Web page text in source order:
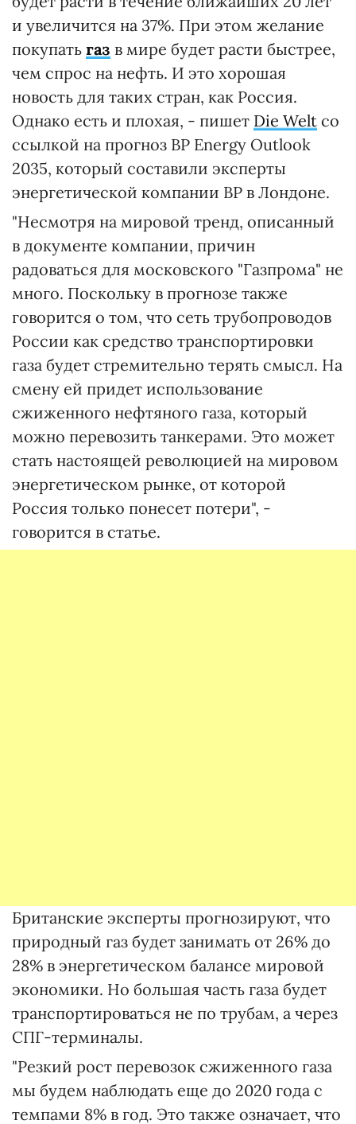
и увеличится на 37%. При этом желание
покупать газ в мире будет расти быстрее,
чем спрос на нефть. И это хорошая
новость для таких стран, как Россия.
Однако есть и плохая, - пишет Die Welt со
ссылкой на прогноз BP Energy Outlook
2035, который составили эксперты
энергетической компании BP в Лондоне.
"Несмотря на мировой тренд, описанный
в документе компании, причин
радоваться для московского "Газпрома" не
много. Поскольку в прогнозе также
говорится о том, что сеть трубопроводов
России как средство транспортировки
газа будет стремительно терять смысл. На
смену ей придет использование
сжиженного нефтяного газа, который
можно перевозить танкерами. Это может
стать настоящей революцией на мировом
энергетическом рынке, от которой
Россия только понесет потери", -
говорится в статье.
Британские эксперты прогнозируют, что
природный газ будет занимать от 26% до
28% в энергетическом балансе мировой
экономики. Но большая часть газа будет
транспортироваться не по трубам, а через
СПГ-терминалы.
"Резкий рост перевозок сжиженного газа
мы будем наблюдать еще до 2020 года с
темпами 8% в год. Это также означает, что